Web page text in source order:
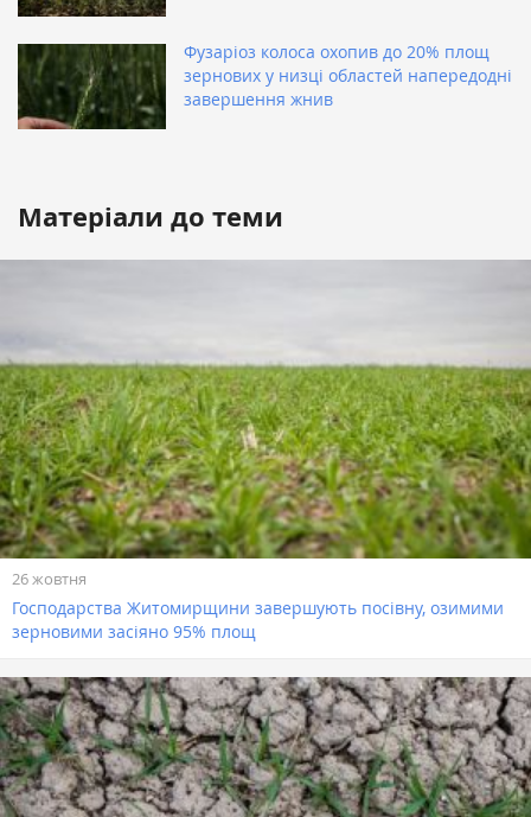
Фузаріоз колоса охопив до 20% площ
зернових у низці областей напередодні
завершення жнив
Матеріали до теми
26 жовтня
Господарства Житомирщини завершують посівну, озимими
зерновими засіяно 95% площ